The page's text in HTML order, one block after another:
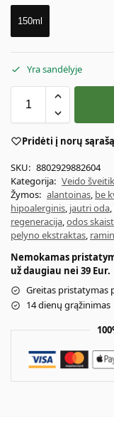
150ml
Yra sandėlyje
Pridėti į norų sąrašą
SKU: 8802929882604
Kategorija: Veido
Žymos: alantoinas, be
hipoalerginis, jautri oda,
regeneracija,odos
pelyno ekstraktas,
Nemokamas
už daugiau nei 39 Eur.
Greitas pristatymas
14 dienų grąžinimas